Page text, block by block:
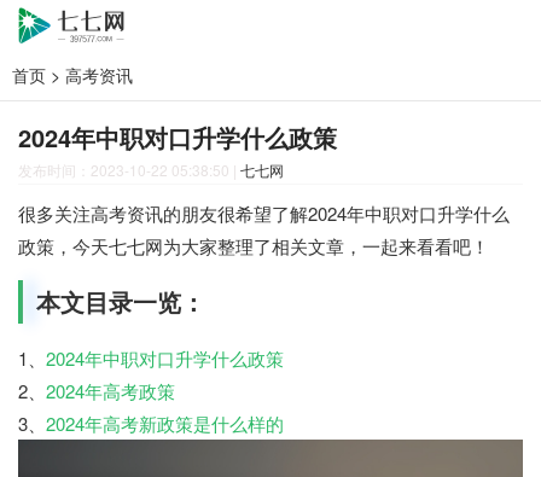
首页 > 高考资讯
2024年中职对口升学什么政策
发布时间：2023-10-22 05:38:50 | 七七网
很多关注高考资讯的朋友很希望了解2024年中职对口升学什么
政策，今天七七网为大家整理了相关文章，一起来看看吧！
本文目录一览：
1、 2024年中职对口升学什么政策
2、 2024年高考政策
3、 2024年高考新政策是什么样的